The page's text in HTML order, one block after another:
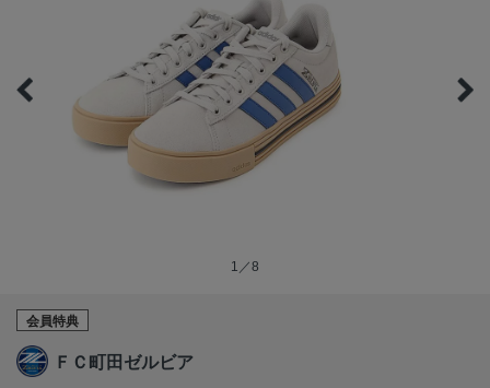
1／8
会員特典
ＦＣ町田ゼルビア